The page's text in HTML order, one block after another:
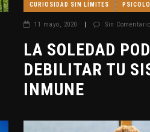
CURIOSIDAD SIN LÍMITES
11 mayo, 2020 | Sin
LA SOLEDAD
DEBILITAR TU
INMUNE